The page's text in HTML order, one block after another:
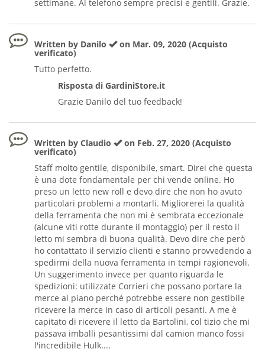
settimane. Al telefono sempre precisi e gentili. Grazie.
Written by Danilo on Mar. 09, 2020 (Acquisto
verificato)
Tutto perfetto.
Risposta di GardiniStore.it
Grazie Danilo del tuo feedback!
Written by Claudio on Feb. 27, 2020 (Acquisto
verificato)
Staff molto gentile, disponibile, smart. Direi che questa
è una dote fondamentale per chi vende online. Ho
preso un letto new roll e devo dire che non ho avuto
particolari problemi a montarli. Migliorerei la qualità
della ferramenta che non mi è sembrata eccezionale
(alcune viti rotte durante il montaggio) per il resto il
letto mi sembra di buona qualità. Devo dire che però
ho contattato il servizio clienti e stanno provvedendo a
spedirmi della nuova ferramenta in tempi ragionevoli.
Un suggerimento invece per quanto riguarda le
spedizioni: utilizzate Corrieri che possano portare la
merce al piano perché potrebbe essere non gestibile
ricevere la merce in caso di articoli pesanti. A me è
capitato di ricevere il letto da Bartolini, col tizio che mi
passava imballi pesantissimi dal camion manco fossi
l'incredibile Hulk....